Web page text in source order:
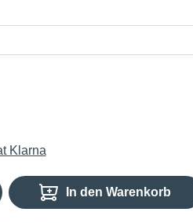
gewünschten Wert ein oder benutze
In den Warenkorb